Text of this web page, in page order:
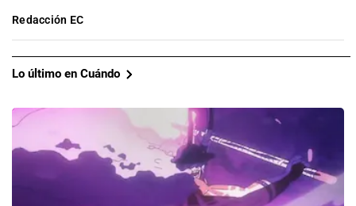
Redacción EC
Lo último en Cuándo